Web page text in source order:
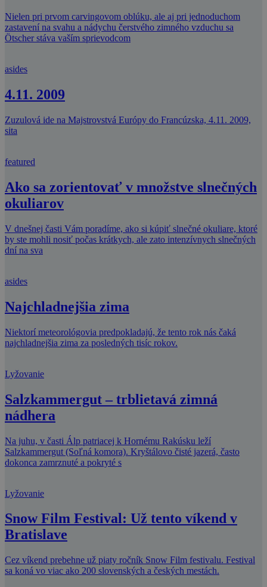
Nielen pri prvom carvingovom oblúku, ale aj pri jednoduchom
zastavení na svahu a nádychu čerstvého zimného vzduchu sa
Ötscher stáva vaším sprievodcom
asides
4.11. 2009
Zuzulová ide na Majstrovstvá Európy do Francúzska, 4.11. 2009,
sita
featured
Ako sa zorientovať v množstve slnečných
okuliarov
V dnešnej časti Vám poradíme, ako si kúpiť slnečné okuliare, ktoré
by ste mohli nosiť počas krátkych, ale zato intenzívnych slnečných
dní na sva
asides
Najchladnejšia zima
Niektorí meteorológovia predpokladajú, že tento rok nás čaká
najchladnejšia zima za posledných tisíc rokov.
Lyžovanie
Salzkammergut – trblietavá zimná
nádhera
Na juhu, v časti Álp patriacej k Hornému Rakúsku leží
Salzkammergut (Soľná komora). Kryštálovo čisté jazerá, často
dokonca zamrznuté a pokryté s
Lyžovanie
Snow Film Festival: Už tento víkend v
Bratislave
Cez víkend prebehne už piaty ročník Snow Film festivalu. Festival
sa koná vo viac ako 200 slovenských a českých mestách.